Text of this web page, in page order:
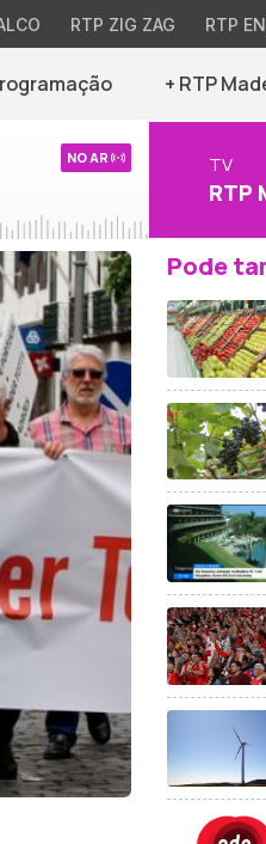
RTP ZIG ZAG RTP
+ RTP
NO AR TV
RTP
Pode